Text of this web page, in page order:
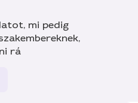
mi pedig
rá